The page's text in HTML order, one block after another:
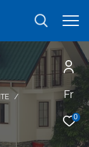
Fr
0
à vos